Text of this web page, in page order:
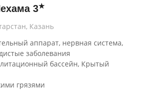
3★
Казань
аппарат, нервная система,
заболевания
бассейн, Крытый
грязями